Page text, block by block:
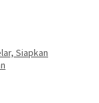
Siapkan